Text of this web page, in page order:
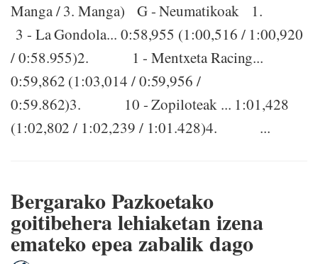
Manga / 3. Manga) G - Neumatikoak 1.
3 - La Gondola... 0:58,955 (1:00,516 / 1:00,920
/ 0:58.955)2. 1 - Mentxeta Racing...
0:59,862 (1:03,014 / 0:59,956 /
0:59.862)3. 10 - Zopiloteak ... 1:01,428
(1:02,802 / 1:02,239 / 1:01.428)4. ...
Bergarako Pazkoetako
goitibehera lehiaketan izena
emateko epea zabalik dago